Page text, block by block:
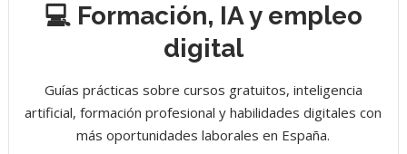
💻 Formación, IA y empleo
digital
Guías prácticas sobre cursos gratuitos, inteligencia
artificial, formación profesional y habilidades digitales con
más oportunidades laborales en España.